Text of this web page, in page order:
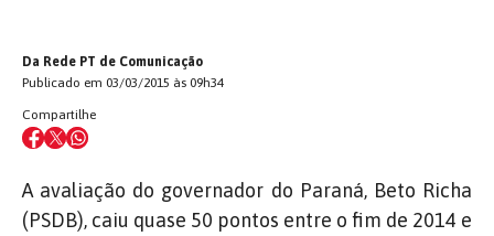
Da Rede PT de Comunicação
Publicado em 03/03/2015 às 09h34
Compartilhe
A avaliação do governador do Paraná, Beto Richa
(PSDB), caiu quase 50 pontos entre o fim de 2014 e